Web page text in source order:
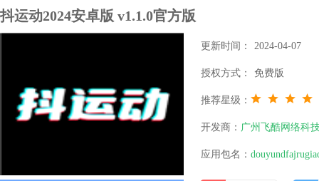
抖运动2024安卓版 v1.1.0官方版
更新时间： 2024-04-07
授权方式： 免费版
推荐星级：
开发商： 广州飞酷网络科
应用包名：